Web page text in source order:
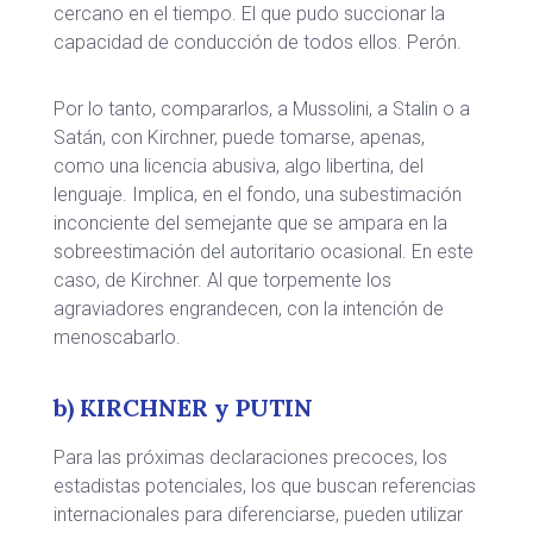
cercano en el tiempo. El que pudo succionar la
capacidad de conducción de todos ellos. Perón.
Por lo tanto, compararlos, a Mussolini, a Stalin o a
Satán, con Kirchner, puede tomarse, apenas,
como una licencia abusiva, algo libertina, del
lenguaje. Implica, en el fondo, una subestimación
inconciente del semejante que se ampara en la
sobreestimación del autoritario ocasional. En este
caso, de Kirchner. Al que torpemente los
agraviadores engrandecen, con la intención de
menoscabarlo.
b) KIRCHNER y PUTIN
Para las próximas declaraciones precoces, los
estadistas potenciales, los que buscan referencias
internacionales para diferenciarse, pueden utilizar